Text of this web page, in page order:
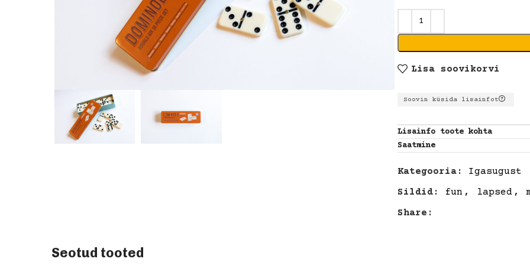
Lisa soovikorvi
Soovin küsida lisainfot
Lisainfo toote kohta
Saatmine
Kategooria:
Igasugust
Sildid:
fun , lapsed ,
Share:
Seotud tooted